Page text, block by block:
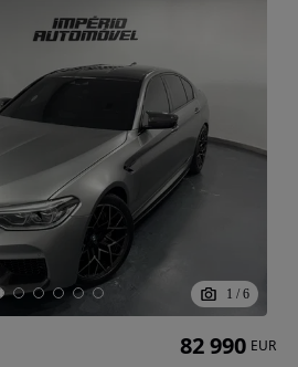
1 / 6
82 990 EUR